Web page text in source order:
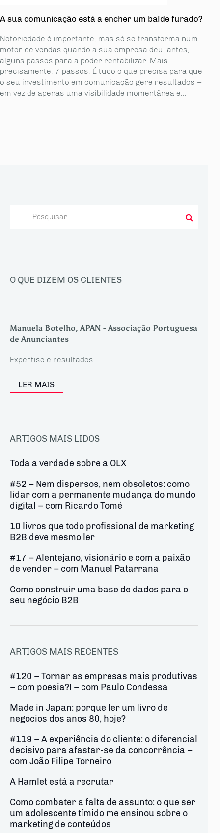
A sua comunicação está a encher um balde furado?
Notoriedade é importante, mas só se transforma num
motor de vendas quando a sua empresa deu, antes,
alguns passos para a poder rentabilizar. Mais
precisamente, 7 passos. É tudo o que precisa para que
o seu investimento em comunicação gere resultados –
em vez de apenas uma visibilidade momentânea e...
O QUE DIZEM OS CLIENTES
Manuela Botelho, APAN - Associação Portuguesa
de Anunciantes
Expertise e resultados"
LER MAIS
ARTIGOS MAIS LIDOS
Toda a verdade sobre a OLX
#52 – Nem dispersos, nem obsoletos: como
lidar com a permanente mudança do mundo
digital – com Ricardo Tomé
10 livros que todo profissional de marketing
B2B deve mesmo ler
#17 – Alentejano, visionário e com a paixão
de vender – com Manuel Patarrana
Como construir uma base de dados para o
seu negócio B2B
ARTIGOS MAIS RECENTES
#120 – Tornar as empresas mais produtivas
– com poesia?! – com Paulo Condessa
Made in Japan: porque ler um livro de
negócios dos anos 80, hoje?
#119 – A experiência do cliente: o diferencial
decisivo para afastar-se da concorrência –
com João Filipe Torneiro
A Hamlet está a recrutar
Como combater a falta de assunto: o que ser
um adolescente tímido me ensinou sobre o
marketing de conteúdos